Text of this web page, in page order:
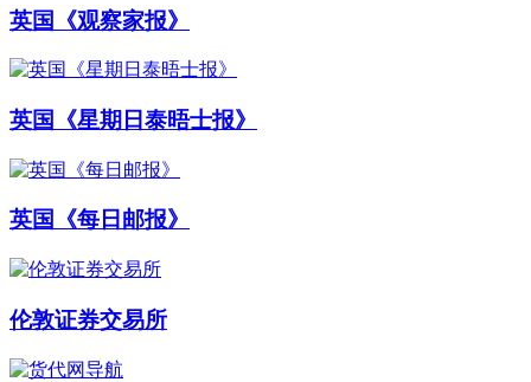
英国《观察家报》
英国《星期日泰晤士报》
英国《每日邮报》
伦敦证券交易所